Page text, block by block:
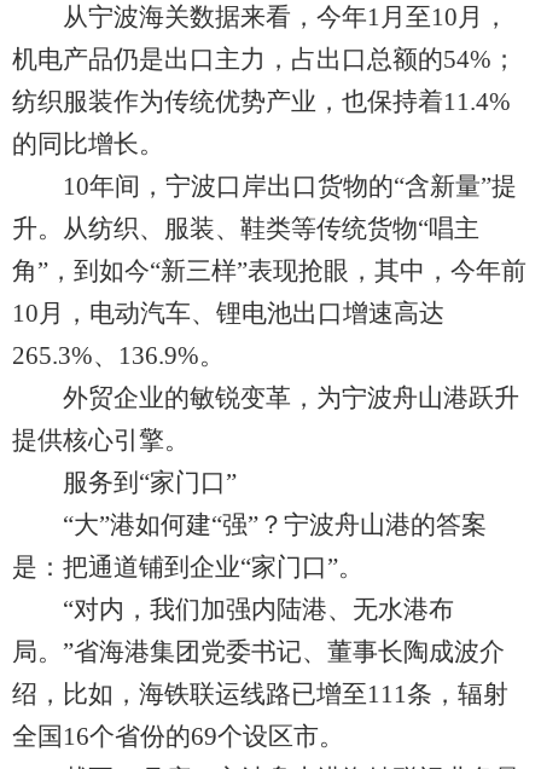
从宁波海关数据来看，今年1月至10月，
机电产品仍是出口主力，占出口总额的54%；
纺织服装作为传统优势产业，也保持着11.4%
的同比增长。
10年间，宁波口岸出口货物的“含新量”提
升。从纺织、服装、鞋类等传统货物“唱主
角”，到如今“新三样”表现抢眼，其中，今年前
10月，电动汽车、锂电池出口增速高达
265.3%、136.9%。
外贸企业的敏锐变革，为宁波舟山港跃升
提供核心引擎。
服务到“家门口”
“大”港如何建“强”？宁波舟山港的答案
是：把通道铺到企业“家门口”。
“对内，我们加强内陆港、无水港布
局。”省海港集团党委书记、董事长陶成波介
绍，比如，海铁联运线路已增至111条，辐射
全国16个省份的69个设区市。